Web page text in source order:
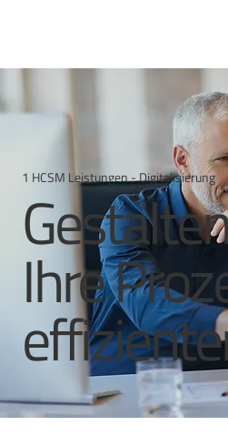
1 HCSM Leistungen - Digitalisierung
Ihre